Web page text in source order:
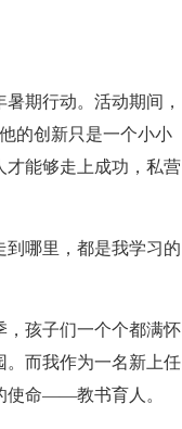
期行动。活动期间，
的创新只是一个小小
才能够走上成功，私营
到哪里，都是我学习的
孩子们一个个都满怀
。而我作为一名新上任
使命——教书育人。